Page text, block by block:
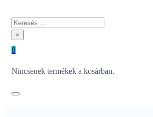
Keresés
×
0
Nincsenek termékek a kosárban.